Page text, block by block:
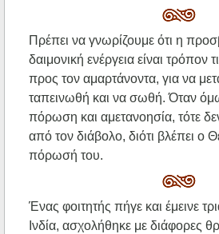
Πρέπει να γνωρίζουμε ότι η
δαιμονική ενέργεια είναι
προς τον αμαρτάνοντα, για να
ταπεινωθή και να σωθή. Όταν
πόρωση και αμετανοησία, τότε
από τον διάβολο, διότι βλέπει ο
πόρωσή του.
Ένας φοιτητής πήγε και έμεινε
Ινδία, ασχολήθηκε με διάφορες